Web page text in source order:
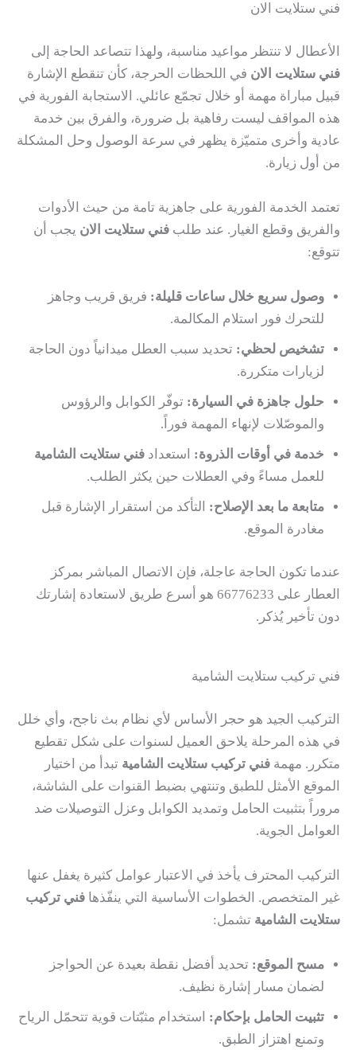
فني ستلايت الان
الأعطال لا تنتظر مواعيد مناسبة، ولهذا تتصاعد الحاجة إلى
فني ستلايت الان في اللحظات الحرجة، كأن تنقطع الإشارة
قبيل مباراة مهمة أو خلال تجمّع عائلي. الاستجابة الفورية في
هذه المواقف ليست رفاهية بل ضرورة، والفرق بين خدمة
عادية وأخرى متميّزة يظهر في سرعة الوصول وحل المشكلة
من أول زيارة.
تعتمد الخدمة الفورية على جاهزية تامة من حيث الأدوات
والفريق وقطع الغيار. عند طلب فني ستلايت الان يجب أن
تتوقع:
وصول سريع خلال ساعات قليلة: فريق قريب وجاهز
للتحرك فور استلام المكالمة.
تشخيص لحظي: تحديد سبب العطل ميدانياً دون الحاجة
لزيارات متكررة.
حلول جاهزة في السيارة: توفّر الكوابل والرؤوس
والموصّلات لإنهاء المهمة فوراً.
خدمة في أوقات الذروة: استعداد فني ستلايت الشامية
للعمل مساءً وفي العطلات حين يكثر الطلب.
متابعة ما بعد الإصلاح: التأكد من استقرار الإشارة قبل
مغادرة الموقع.
عندما تكون الحاجة عاجلة، فإن الاتصال المباشر بمركز
العطار على 66776233 هو أسرع طريق لاستعادة إشارتك
دون تأخير يُذكر.
فني تركيب ستلايت الشامية
التركيب الجيد هو حجر الأساس لأي نظام بث ناجح، وأي خلل
في هذه المرحلة يلاحق العميل لسنوات على شكل تقطيع
متكرر. مهمة فني تركيب ستلايت الشامية تبدأ من اختيار
الموقع الأمثل للطبق وتنتهي بضبط القنوات على الشاشة،
مروراً بتثبيت الحامل وتمديد الكوابل وعزل التوصيلات ضد
العوامل الجوية.
التركيب المحترف يأخذ في الاعتبار عوامل كثيرة يغفل عنها
غير المتخصص. الخطوات الأساسية التي ينفّذها فني تركيب
ستلايت الشامية تشمل:
مسح الموقع: تحديد أفضل نقطة بعيدة عن الحواجز
لضمان مسار إشارة نظيف.
تثبيت الحامل بإحكام: استخدام مثبّتات قوية تتحمّل الرياح
وتمنع اهتزاز الطبق.